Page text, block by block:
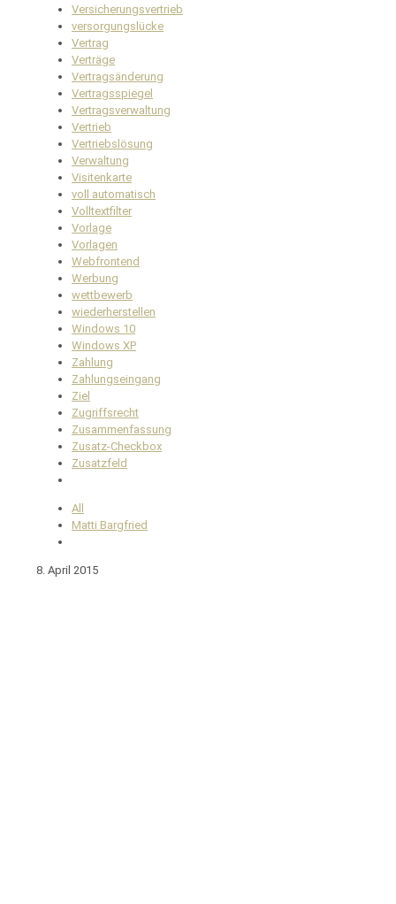
Versicherungsvertrieb
versorgungslücke
Vertrag
Verträge
Vertragsänderung
Vertragsspiegel
Vertragsverwaltung
Vertrieb
Vertriebslösung
Verwaltung
Visitenkarte
voll automatisch
Volltextfilter
Vorlage
Vorlagen
Webfrontend
Werbung
wettbewerb
wiederherstellen
Windows 10
Windows XP
Zahlung
Zahlungseingang
Ziel
Zugriffsrecht
Zusammenfassung
Zusatz-Checkbox
Zusatzfeld
All
Matti Bargfried
8. April 2015